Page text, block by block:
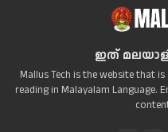
ഇത്
Mallus Tech is the website that
reading in Malayalam Language.